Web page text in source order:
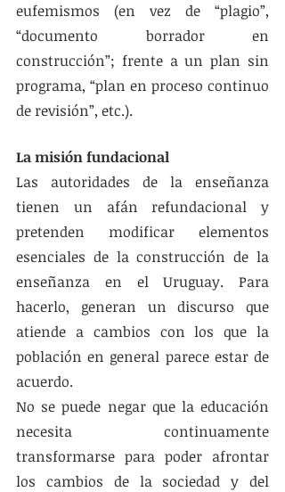
eufemismos (en vez de “plagio”,
“documento borrador en
construcción”; frente a un plan sin
programa, “plan en proceso continuo
de revisión”, etc.).
La misión fundacional
Las autoridades de la enseñanza
tienen un afán refundacional y
pretenden modificar elementos
esenciales de la construcción de la
enseñanza en el Uruguay. Para
hacerlo, generan un discurso que
atiende a cambios con los que la
población en general parece estar de
acuerdo.
No se puede negar que la educación
necesita continuamente
transformarse para poder afrontar
los cambios de la sociedad y del